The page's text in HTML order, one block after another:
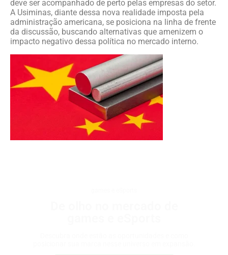
deve ser acompanhado de perto pelas empresas do setor.
A Usiminas, diante dessa nova realidade imposta pela
administração americana, se posiciona na linha de frente
da discussão, buscando alternativas que amenizem o
impacto negativo dessa política no mercado interno.